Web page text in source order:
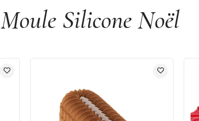
Moule Silicone Noël